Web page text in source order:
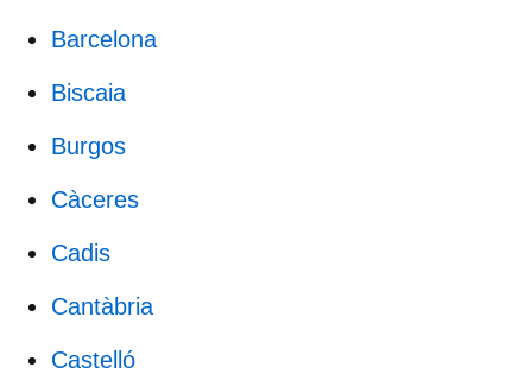
Barcelona
Biscaia
Burgos
Càceres
Cadis
Cantàbria
Castelló